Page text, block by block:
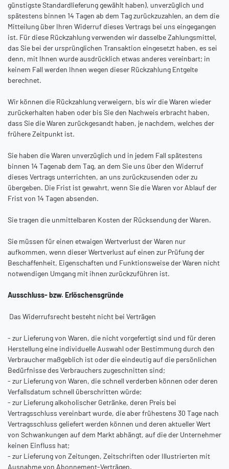
günstigste Standardlieferung gewählt haben), unverzüglich und
spätestens binnen 14 Tagen ab dem Tag zurückzuzahlen, an dem die
Mitteilung über Ihren Widerruf dieses Vertrags bei uns eingegangen
ist. Für diese Rückzahlung verwenden wir dasselbe Zahlungsmittel,
das Sie bei der ursprünglichen Transaktion eingesetzt haben, es sei
denn, mit Ihnen wurde ausdrücklich etwas anderes vereinbart; in
keinem Fall werden Ihnen wegen dieser Rückzahlung Entgelte
berechnet.
Wir können die Rückzahlung verweigern, bis wir die Waren wieder
zurückerhalten haben oder bis Sie den Nachweis erbracht haben,
dass Sie die Waren zurückgesandt haben, je nachdem, welches der
frühere Zeitpunkt ist.
Sie haben die Waren unverzüglich und in jedem Fall spätestens
binnen 14 Tagenab dem Tag, an dem Sie uns über den Widerruf
dieses Vertrags unterrichten, an uns zurückzusenden oder zu
übergeben. Die Frist ist gewahrt, wenn Sie die Waren vor Ablauf der
Frist von 14 Tagen absenden.
Sie tragen die unmittelbaren Kosten der Rücksendung der Waren.
Sie müssen für einen etwaigen Wertverlust der Waren nur
aufkommen, wenn dieser Wertverlust auf einen zur Prüfung der
Beschaffenheit, Eigenschaften und Funktionsweise der Waren nicht
notwendigen Umgang mit ihnen zurückzuführen ist.
Ausschluss- bzw. Erlöschensgründe
Das Widerrufsrecht besteht nicht bei Verträgen
- zur Lieferung von Waren, die nicht vorgefertigt sind und für deren
Herstellung eine individuelle Auswahl oder Bestimmung durch den
Verbraucher maßgeblich ist oder die eindeutig auf die persönlichen
Bedürfnisse des Verbrauchers zugeschnitten sind;
- zur Lieferung von Waren, die schnell verderben können oder deren
Verfallsdatum schnell überschritten würde;
- zur Lieferung alkoholischer Getränke, deren Preis bei
Vertragsschluss vereinbart wurde, die aber frühestens 30 Tage nach
Vertragsschluss geliefert werden können und deren aktueller Wert
von Schwankungen auf dem Markt abhängt, auf die der Unternehmer
keinen Einfluss hat;
- zur Lieferung von Zeitungen, Zeitschriften oder Illustrierten mit
Ausnahme von Abonnement-Verträgen.